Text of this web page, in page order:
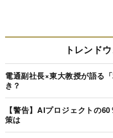
トレンド
電通副社長×東大教授が語る
き？
【警告】AIプロジェクトの
策は